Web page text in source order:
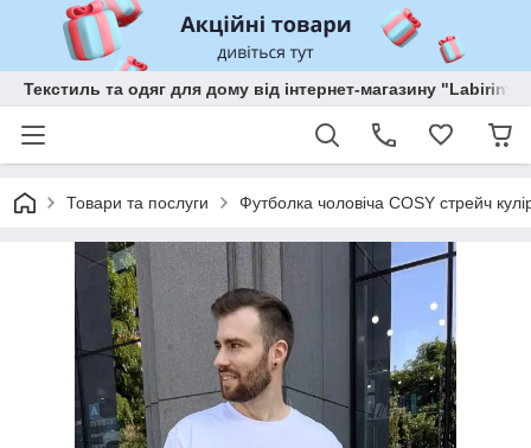
Текстиль та одяг для дому від інтернет-магазину "Labirint"
Товари та послуги Футболка чоловіча COSY стрейч